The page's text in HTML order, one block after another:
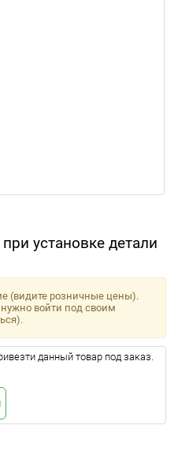
установке детали
(видите розничные цены).
войти под своим
данный товар под заказ.